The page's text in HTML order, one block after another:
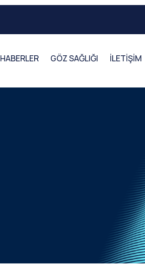
HABERLER GÖZ SAĞLIĞI İLETİŞİM